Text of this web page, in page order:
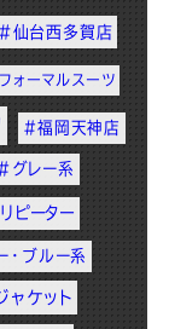
#仙台西多賀店
ォーマルスーツ
#福岡天神店
グレー系
ピーター
・ブルー系
ャケット